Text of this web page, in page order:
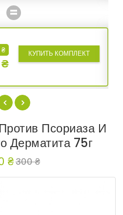
=
₴
КУПИТЬ КОМПЛЕКТ
Псориаза И
Дерматита 75г
₴300 ₴